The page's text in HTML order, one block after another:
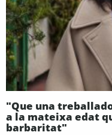
"Que una
a la mateixa edat
barbaritat"